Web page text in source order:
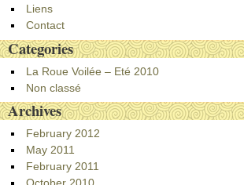
Liens
Contact
Categories
La Roue Voilée – Eté 2010
Non classé
Archives
February 2012
May 2011
February 2011